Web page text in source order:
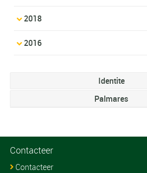
2018
2016
Identite
Palmares
Contacteer
Contacteer